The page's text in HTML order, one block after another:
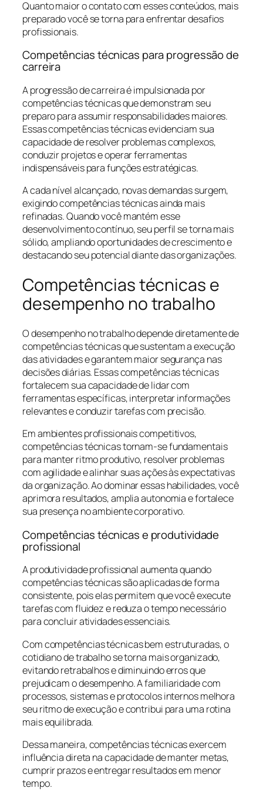
Quanto maior o contato com esses conteúdos, mais
preparado você se torna para enfrentar desafios
profissionais.
Competências técnicas para progressão de
carreira
A progressão de carreira é impulsionada por
competências técnicas que demonstram seu
preparo para assumir responsabilidades maiores.
Essas competências técnicas evidenciam sua
capacidade de resolver problemas complexos,
conduzir projetos e operar ferramentas
indispensáveis para funções estratégicas.
A cada nível alcançado, novas demandas surgem,
exigindo competências técnicas ainda mais
refinadas. Quando você mantém esse
desenvolvimento contínuo, seu perfil se torna mais
sólido, ampliando oportunidades de crescimento e
destacando seu potencial diante das organizações.
Competências técnicas e
desempenho no trabalho
O desempenho no trabalho depende diretamente de
competências técnicas que sustentam a execução
das atividades e garantem maior segurança nas
decisões diárias. Essas competências técnicas
fortalecem sua capacidade de lidar com
ferramentas específicas, interpretar informações
relevantes e conduzir tarefas com precisão.
Em ambientes profissionais competitivos,
competências técnicas tornam-se fundamentais
para manter ritmo produtivo, resolver problemas
com agilidade e alinhar suas ações às expectativas
da organização. Ao dominar essas habilidades, você
aprimora resultados, amplia autonomia e fortalece
sua presença no ambiente corporativo.
Competências técnicas e produtividade
profissional
A produtividade profissional aumenta quando
competências técnicas são aplicadas de forma
consistente, pois elas permitem que você execute
tarefas com fluidez e reduza o tempo necessário
para concluir atividades essenciais.
Com competências técnicas bem estruturadas, o
cotidiano de trabalho se torna mais organizado,
evitando retrabalhos e diminuindo erros que
prejudicam o desempenho. A familiaridade com
processos, sistemas e protocolos internos melhora
seu ritmo de execução e contribui para uma rotina
mais equilibrada.
Dessa maneira, competências técnicas exercem
influência direta na capacidade de manter metas,
cumprir prazos e entregar resultados em menor
tempo.